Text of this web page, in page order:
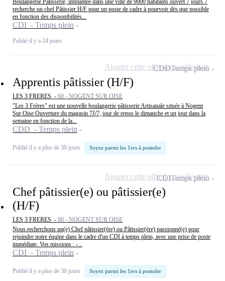
Boulangerie Pâtisserie, implantée dans une ville de 9000 habitants ouvert 7 jours 7
recherche un chef Pâtissier H/F pour un poste de cadre à pourvoir dès que possible
en fonction des disponibilités...
CDI - Temps plein
Publié il y a 24 jours
Apprentis pâtissier (H/F)
LES 3 FRERES - 60 - NOGENT SUR OISE
"Les 3 Frères" est une nouvelle boulangerie pâtisserie Artisanale située à Nogent
Sur Oise Ouverture du magasin 7J/7, jour de repos le dimanche et un jour dans la
semaine en fonction de la...
CDD - Temps plein
Publié il y a plus de 30 jours Soyez parmi les 1ers à postuler
CDDTemps plein
Ajouter cette offre à ma sélection
Chef pâtissier(e) ou pâtissier(e)
(H/F)
LES 3 FRERES - 60 - NOGENT SUR OISE
Nous recherchons un(e) Chef pâtissier(ère) ou Pâtissier(ère) passionné(e) pour
rejoindre notre équipe dans le cadre d'un CDI à temps plein, avec une prise de poste
immédiate. Vos missions : -...
CDI - Temps plein
Publié il y a plus de 30 jours Soyez parmi les 1ers à postuler
CDITemps plein
Ajouter cette offre à ma sélection